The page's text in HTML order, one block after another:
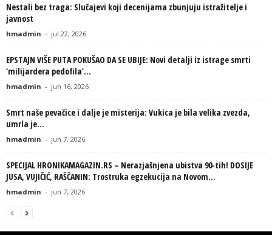
Nestali bez traga: Slučajevi koji decenijama zbunjuju istražitelje i
javnost
hmadmin - jul 22, 2026
EPSTAJN VIŠE PUTA POKUŠAO DA SE UBIJE: Novi detalji iz istrage smrti
‘milijardera pedofila’...
hmadmin - jun 16, 2026
Smrt naše pevačice i dalje je misterija: Vukica je bila velika zvezda,
umrla je...
hmadmin - jun 7, 2026
SPECIJAL HRONIKAMAGAZIN.RS – Nerazjašnjena ubistva 90-tih! DOSIJE
JUSA, VUJIČIĆ, RAŠČANIN: Trostruka egzekucija na Novom...
hmadmin - jun 7, 2026